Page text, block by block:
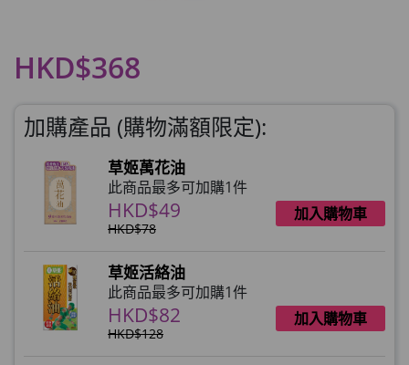
HKD$368
加購產品 (購物滿額限定):
草姬萬花油
此商品最多可加購1件
HKD$49
HKD$78
加入購物車
草姬活絡油
此商品最多可加購1件
HKD$82
HKD$128
加入購物車